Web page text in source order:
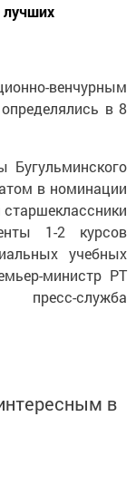
лучших
венчурным
в 8
Бугульминского
в номинации
старшеклассники
1-2 курсов
учебных
министр РТ
служба
в